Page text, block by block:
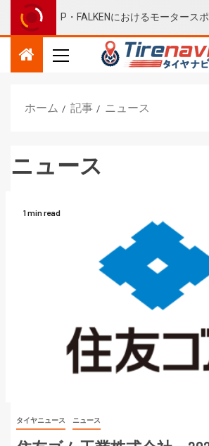
・FALKENにおけるモータースポーツ
ホーム 記事 ニュース
ニュース
1 min read
タイヤニュース ニュース